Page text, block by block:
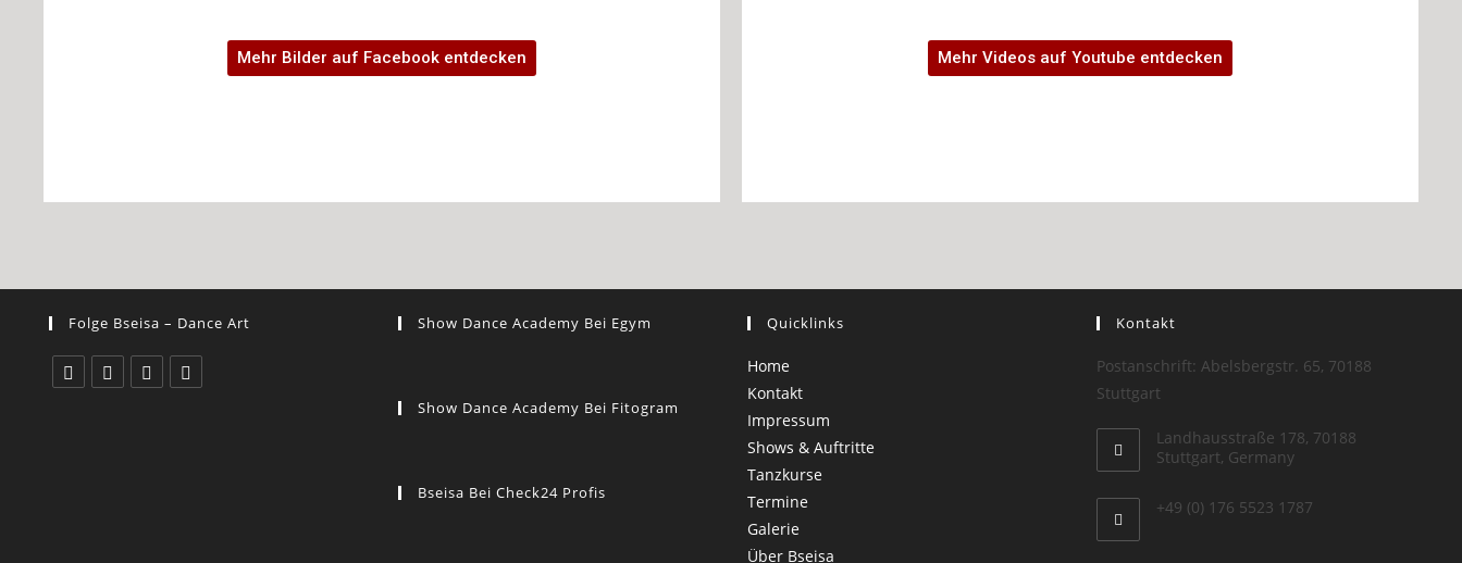
Mehr Bilder auf Facebook entdecken Mehr Videos auf Youtube entdecken
Folge Bseisa – Dance Art Show Dance Academy Bei Egym
Show Dance Academy Bei Fitogram
Bseisa Bei Check24 Profis
Quicklinks
Home
Kontakt
Impressum
Shows & Auftritte
Tanzkurse
Termine
Galerie
Über Bseisa
Kontakt
Postanschrift: Abelsbergstr. 65, 70188
Stuttgart
Landhausstraße 178, 70188
Stuttgart, Germany
+49 (0) 176 5523 1787